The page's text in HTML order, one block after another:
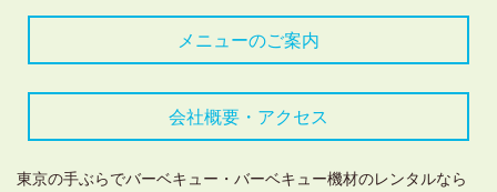
メニューのご案内
会社概要・アクセス
東京の手ぶらでバーベキュー・バーベキュー機材のレンタルなら